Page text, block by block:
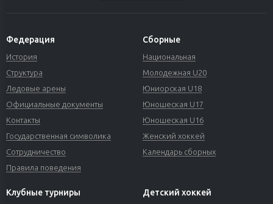
Федерация
История
Структура
Ледовые арены
Официальные документы
Контакты
Государственная символика
Сотрудничество
Правила поведения
Сборные
Национальная
Молодежная U20
Юниорская U18
Юношеская U17
Юношеская U16
Женский хоккей
Календарь сборных
Клубные турниры Детский хоккей